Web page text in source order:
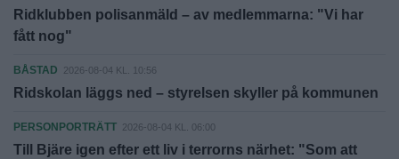
Ridklubben polisanmäld – av medlemmarna: "Vi har
fått nog"
BÅSTAD 2026-08-04 KL. 10:56
Ridskolan läggs ned – styrelsen skyller på kommunen
PERSONPORTRÄTT 2026-08-04 KL. 06:00
Till Bjäre igen efter ett liv i terrorns närhet: "Som att